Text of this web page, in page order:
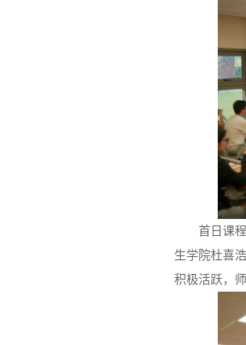
首日课
生学院杜喜
积极活跃，